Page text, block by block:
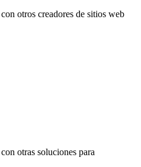
otros creadores de sitios web
otras soluciones para